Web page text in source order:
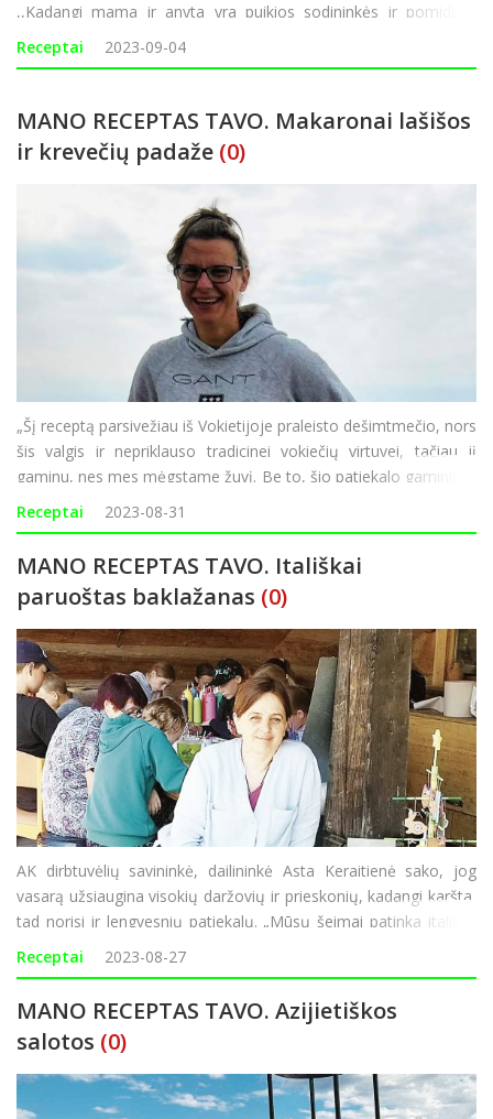
,,Kadangi mama ir anyta yra puikios sodininkės ir pomidorų
šiemet priaugino tiek, kad jų nebėra kur dėti, turėjau pasukti
galvą, ką galėčiau iš j
Receptai 2023-09-04
MANO RECEPTAS TAVO. Makaronai lašišos
ir krevečių padaže (0)
„Šį receptą parsivežiau iš Vokietijoje praleisto dešimtmečio, nors
šis valgis ir nepriklauso tradicinei vokiečių virtuvei, tačiau jį
gaminu, nes mes mėgstame žuvį. Be to, šio patiekalo gaminimo
laikas trunka tik 20 minučių“, – sako Žaneta Š
Receptai 2023-08-31
MANO RECEPTAS TAVO. Itališkai
paruoštas baklažanas (0)
AK dirbtuvėlių savininkė, dailininkė Asta Keraitienė sako, jog
vasarą užsiaugina visokių daržovių ir prieskonių, kadangi karšta,
tad norisi ir lengvesnių patiekalų. „Mūsų šeimai patinka itališka
virtuvė, o šį receptą radau internete. Šiemet užsiauginau bakla
Receptai 2023-08-27
MANO RECEPTAS TAVO. Azijietiškos
salotos (0)